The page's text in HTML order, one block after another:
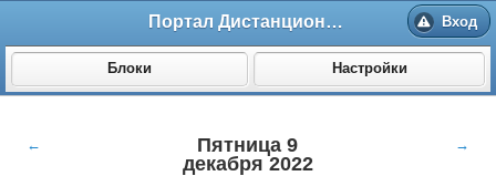
Портал Дистанционного обучения ВолгГМУ Вход
Блоки Настройки
←
Пятница 9
декабря 2022
→